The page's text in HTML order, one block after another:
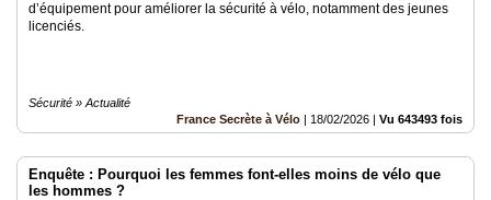
d’équipement pour améliorer la sécurité à vélo, notamment des jeunes
licenciés.
Sécurité » Actualité
France Secrète à Vélo | 18/02/2026 | Vu 643493 fois
Enquête : Pourquoi les femmes font-elles moins de vélo que
les hommes ?